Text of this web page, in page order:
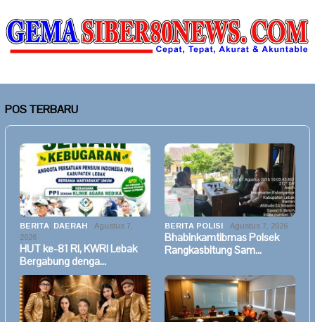
POS TERBARU
BERITA DAERAH
Agustus 7,
2026
HUT ke-81 RI, KWRI Lebak
Bergabung denga…
BERITA POLISI Agustus 7, 2026
Bhabinkamtibmas Polsek
Rangkasbitung Sam…